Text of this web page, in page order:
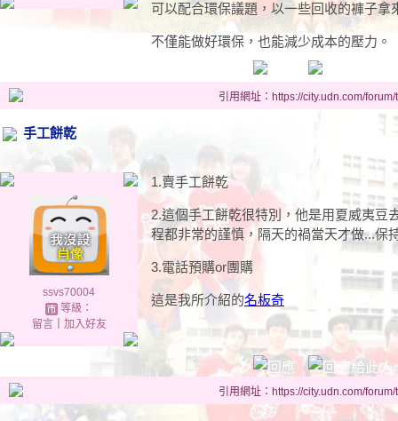
可以配合環保議題，以一些回收的褲子拿
不僅能做好環保，也能減少成本的壓力。
引用網址：https://city.udn.com/
手工餅乾
ssvs70004
等級：
留言｜ 加入好友
1.賣手工餅乾
2.這個手工餅乾很特別，他是用夏威夷豆
程都非常的謹慎，隔天的禍當天才做...保
3.電話預購or團購
這是我所介紹的名板奇
引用網址：https://city.udn.com/